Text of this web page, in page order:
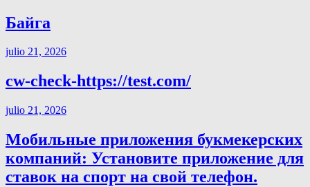
Байга
julio 21, 2026
cw-check-https://test.com/
julio 21, 2026
Мобильные приложения букмекерских
компаний: Установите приложение для
ставок на спорт на свой телефон.